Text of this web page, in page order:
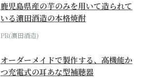
鹿児島県産の芋のみを用いて造られて
いる濵田酒造の本格焼酎
PR(濵田酒造)
オーダーメイドで製作する、高機能か
つ充電式の耳あな型補聴器